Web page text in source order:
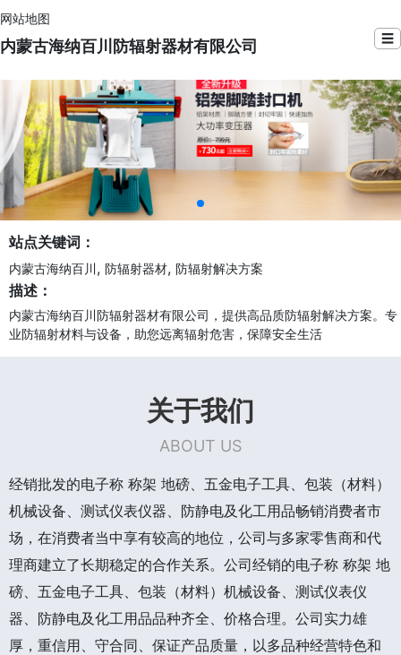
网站地图
内蒙古海纳百川防辐射器材有限公司 ☰
站点关键词：
内蒙古海纳百川, 防辐射器材, 防辐射解决方案
描述：
内蒙古海纳百川防辐射器材有限公司，提供高品质防辐射解决方案。专
业防辐射材料与设备，助您远离辐射危害，保障安全生活
关于我们
ABOUT US
经销批发的电子称 称架 地磅、五金电子工具、包装（材料）
机械设备、测试仪表仪器、防静电及化工用品畅销消费者市
场，在消费者当中享有较高的地位，公司与多家零售商和代
理商建立了长期稳定的合作关系。公司经销的电子称 称架 地
磅、五金电子工具、包装（材料）机械设备、测试仪表仪
器、防静电及化工用品品种齐全、价格合理。公司实力雄
厚，重信用、守合同、保证产品质量，以多品种经营特色和